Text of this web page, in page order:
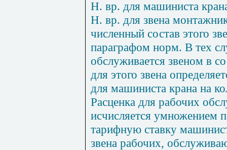
Н. вр. для машиниста
Н. вр. для звена
численный состав этого
параграфом норм. В тех
обслуживается звеном в
для этого звена
для машиниста крана на
Расценка для рабочих
исчисляется умножением п
тарифную ставку
звена рабочих,